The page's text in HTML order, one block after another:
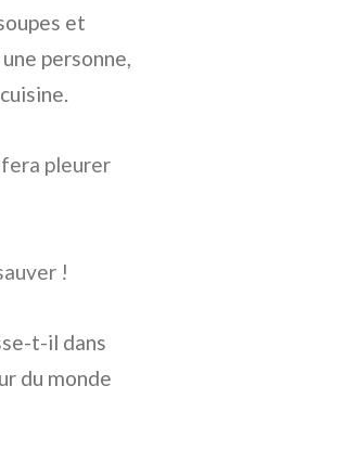
et
personne,
pleurer
!
t-il dans
du monde